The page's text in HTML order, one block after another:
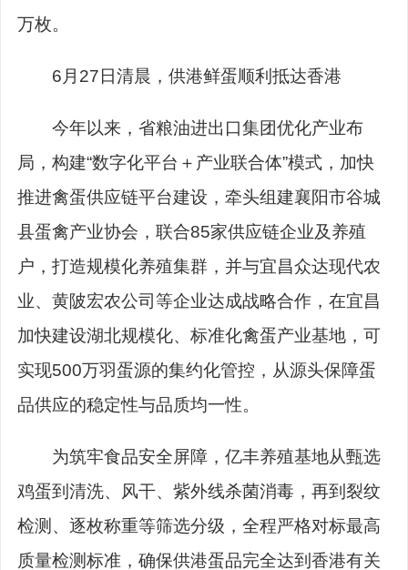
万枚。
6月27日清晨，供港鲜蛋顺利抵达香港
今年以来，省粮油进出口集团优化产业布
局，构建“数字化平台＋产业联合体”模式，加快
推进禽蛋供应链平台建设，牵头组建襄阳市谷城
县蛋禽产业协会，联合85家供应链企业及养殖
户，打造规模化养殖集群，并与宜昌众达现代农
业、黄陂宏农公司等企业达成战略合作，在宜昌
加快建设湖北规模化、标准化禽蛋产业基地，可
实现500万羽蛋源的集约化管控，从源头保障蛋
品供应的稳定性与品质均一性。
为筑牢食品安全屏障，亿丰养殖基地从甄选
鸡蛋到清洗、风干、紫外线杀菌消毒，再到裂纹
检测、逐枚称重等筛选分级，全程严格对标最高
质量检测标准，确保供港蛋品完全达到香港有关